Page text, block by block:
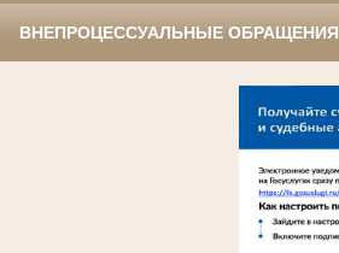
ВНЕПРОЦЕССУАЛЬНЫЕ ОБРАЩЕНИЯ